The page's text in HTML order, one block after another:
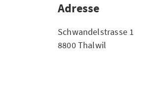
Adresse
Schwandelstrasse 1
8800 Thalwil